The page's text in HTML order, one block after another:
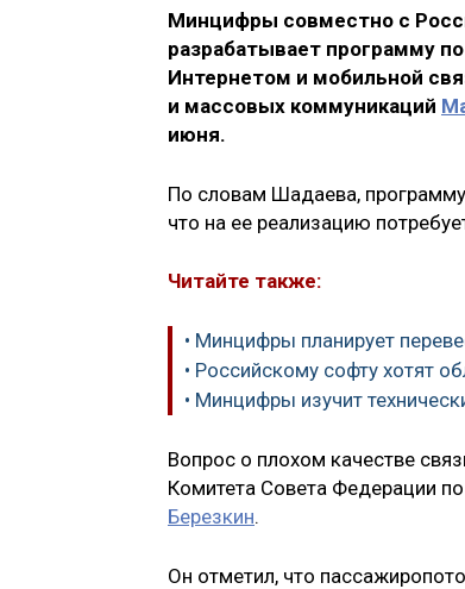
Минцифры совместно с
разрабатывает программу
Интернетом и мобильной
и массовых коммуникаций
июня.
По словам Шадаева, программу
что на ее реализацию
Читайте также:
• Минцифры планирует
• Российскому софту хотят
• Минцифры изучит
Вопрос о плохом качестве
Комитета Совета Федерации
Березкин.
Он отметил, что